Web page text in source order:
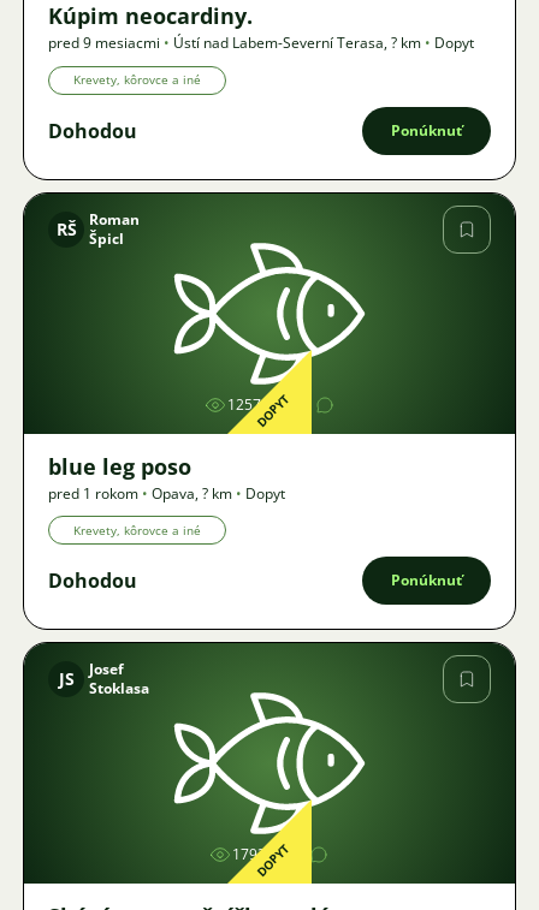
Kúpim neocardiny.
pred 9 mesiacmi • Ústí nad Labem-Severní Terasa,? km • Dopyt
Krevety, kôrovce a iné
Dohodou Ponúknuť
Obrázok
RŠ
Roman
Špicl
1257DOPYT
blue leg poso
pred 1 rokom • Opava,? km • Dopyt
Krevety, kôrovce a iné
Dohodou Ponúknuť
Obrázok
JS
Josef
Stoklasa
1793DOPYT